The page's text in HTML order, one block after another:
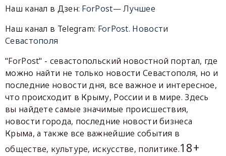
Наш канал в Дзен: ForPost— Лучшее
Наш канал в Telegram: ForPost. Новости
Севастополя
"ForPost" - севастопольский новостной портал, где
можно найти не только новости Севастополя, но и
последние новости дня, все важное и интересное,
что происходит в Крыму, России и в мире. Здесь
вы найдете самые значимые происшествия,
новости города, последние новости бизнеса
Крыма, а также все важнейшие события в
обществе, культуре, искусстве, политике.18+